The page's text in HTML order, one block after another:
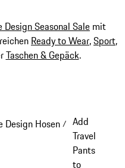
Design Seasonal Sale mit
Ready to Wear,Sport,
Taschen & Gepäck.
items
Design Hosen / Add
Travel
Pants
to